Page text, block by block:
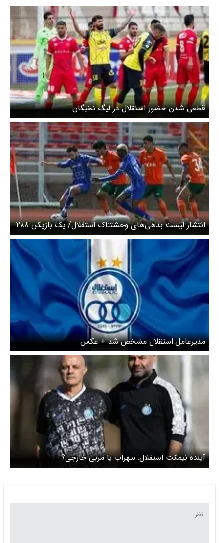
قطعی شدن حضور استقلال در لیگ نخبگان
انتشار لیست بدهی‌های وحشتناک استقلال/ یک بازیکن ۲۸۸
میلیارد می‌خواهد!
مدیرعامل استقلال مشخص شد + عکس
آینده نیمکت استقلال: سهراب یا مربی خارجی؟